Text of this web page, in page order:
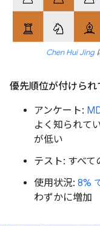
Chen Hui Jing
優先順位が付けられ
アンケート:
よく知られて
が低い
テスト: すべて
使用状況: 8%
わずかに増加